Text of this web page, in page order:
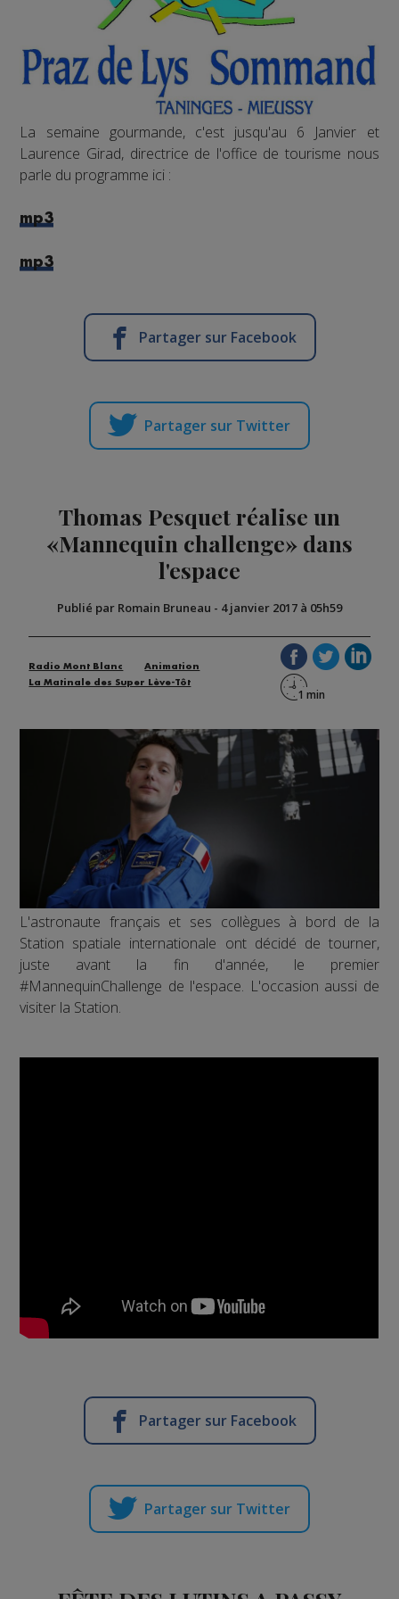
La semaine gourmande, c'est jusqu'au 6 Janvier et
Laurence Girad, directrice de l'office de tourisme nous
parle du programme ici :
mp3
mp3
Partager sur Facebook
Partager sur Twitter
Thomas Pesquet réalise un
«Mannequin challenge» dans
l'espace
Publié par Romain Bruneau - 4 janvier 2017 à 05h59
Radio Mont Blanc
Animation
La Matinale des Super Lève-Tôt
L'astronaute français et ses collègues à bord de la
Station spatiale internationale ont décidé de tourner,
juste avant la fin d'année, le premier
#MannequinChallenge de l'espace. L'occasion aussi de
visiter la Station.
Partager sur Facebook
Partager sur Twitter